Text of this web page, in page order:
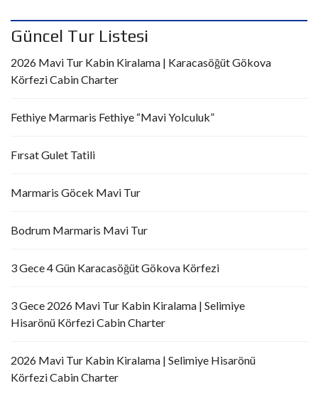
Güncel Tur Listesi
2026 Mavi Tur Kabin Kiralama | Karacasöğüt Gökova
Körfezi Cabin Charter
Fethiye Marmaris Fethiye “Mavi Yolculuk”
Fırsat Gulet Tatili
Marmaris Göcek Mavi Tur
Bodrum Marmaris Mavi Tur
3 Gece 4 Gün Karacasöğüt Gökova Körfezi
3 Gece 2026 Mavi Tur Kabin Kiralama | Selimiye
Hisarönü Körfezi Cabin Charter
2026 Mavi Tur Kabin Kiralama | Selimiye Hisarönü
Körfezi Cabin Charter